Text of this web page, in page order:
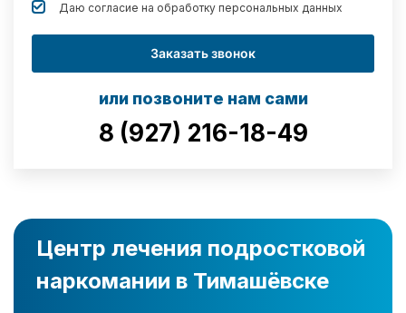
Даю согласие на обработку персональных данных
Заказать звонок
или позвоните нам сами
8 (927) 216-18-49
Центр лечения подростковой
наркомании в Тимашёвске